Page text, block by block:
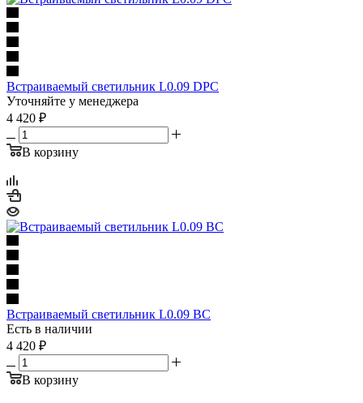
Встраиваемый светильник L0.09 DPC
Уточняйте у менеджера
4 420 ₽
В корзину
Встраиваемый светильник L0.09 BC
Есть в наличии
4 420 ₽
В корзину